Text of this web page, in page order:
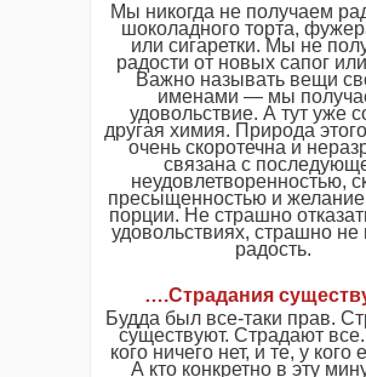
Мы никогда не получаем
шоколадного торта,
или сигаретки. Мы не
радости от новых сапог
Важно называть вещи
именами — мы
удовольствие. А тут уже
другая химия. Природа
очень скоротечна и
связана с
неудовлетворенностью,
пресыщенностью и
порции. Не страшно
удовольствиях, страшно не
радость.
….Страдания
Будда был все-таки прав.
существуют. Страдают
кого ничего нет, и те, у кого
А кто конкретно в эту